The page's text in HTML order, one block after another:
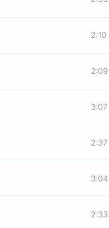
2:10
2:09
3:07
2:37
3:04
2:33